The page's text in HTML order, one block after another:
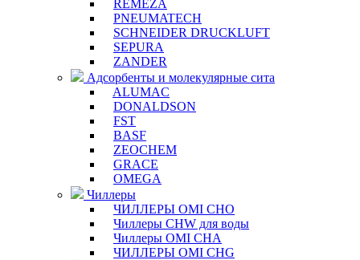
REMEZA
PNEUMATECH
SCHNEIDER DRUCKLUFT
SEPURA
ZANDER
Адсорбенты и молекулярные сита
ALUMAC
DONALDSON
FST
BASF
ZEOCHEM
GRACE
OMEGA
Чиллеры
ЧИЛЛЕРЫ OMI CHO
Чиллеры CHW для воды
Чиллеры OMI CHA
ЧИЛЛЕРЫ OMI CHG